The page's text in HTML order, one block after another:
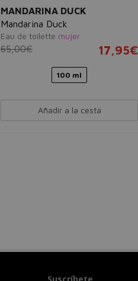
MANDARINA DUCK
Mandarina Duck
Eau de toilette mujer
65,00€ 17,95€
100 ml
Añadir a la cesta